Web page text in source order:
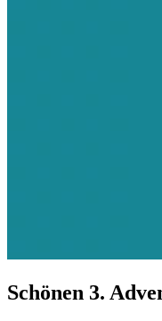
Schönen 3.